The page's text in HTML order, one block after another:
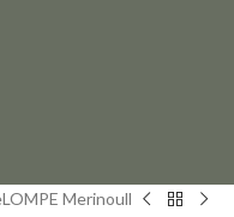
Merinoull